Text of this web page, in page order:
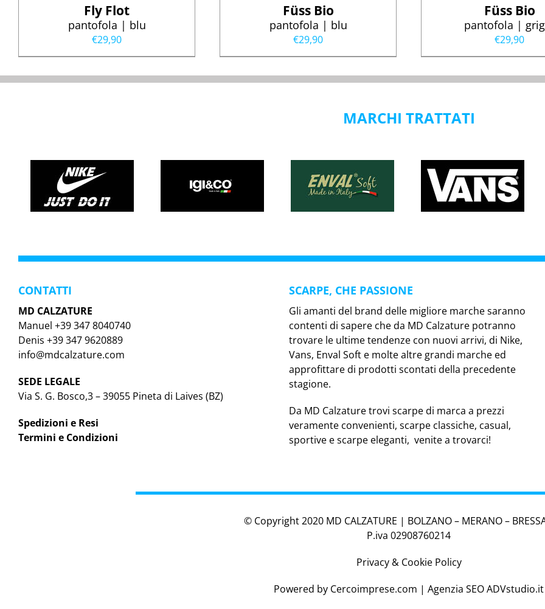
Fly Flot
pantofola | blu
€29,90
Füss Bio
pantofola | blu
€29,90
Füss Bio
pantofola |
€29,90
MARCHI TRATTATI
CONTATTI
MD CALZATURE
Manuel +39 347 8040740
Denis +39 347 9620889
info@mdcalzature.com
SEDE LEGALE
Via S. G. Bosco,3 – 39055 Pineta di Laives (BZ)
Spedizioni e Resi
Termini e Condizioni
SCARPE, CHE PASSIONE
Gli amanti del brand delle migliore marche saranno
contenti di sapere che da MD Calzature potranno
trovare le ultime tendenze con nuovi arrivi, di Nike,
Vans, Enval Soft e molte altre grandi marche ed
approfittare di prodotti scontati della precedente
stagione.
Da MD Calzature trovi scarpe di marca a prezzi
veramente convenienti, scarpe classiche, casual,
sportive e scarpe eleganti, venite a trovarci!
© Copyright 2020 MD CALZATURE | BOLZANO – MERANO –
P.iva 02908760214
Privacy & Cookie Policy
Powered by Cercoimprese.com | Agenzia SEOADVstudio.it